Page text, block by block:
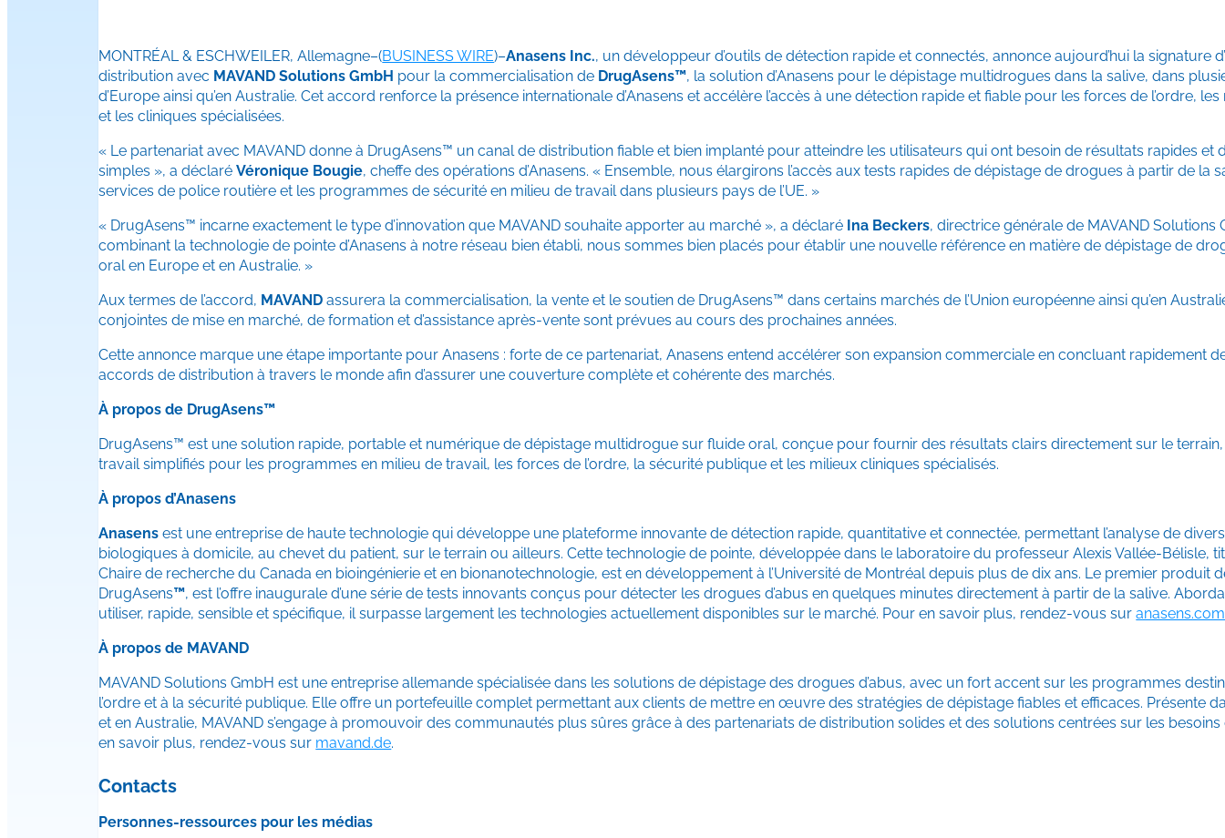
MONTRÉAL & ESCHWEILER, Allemagne–(BUSINESS WIRE)–Anasens Inc., un développeur d’outils de détection rapide et connectés, annonce aujourd’hui la signature
distribution avec MAVAND Solutions GmbH pour la commercialisation de DrugAsens™, la solution d’Anasens pour le dépistage multidrogues dans la salive, dans
d’Europe ainsi qu’en Australie. Cet accord renforce la présence internationale d’Anasens et accélère l’accès à une détection rapide et fiable pour les forces de l’ordre,
et les cliniques spécialisées.
« Le partenariat avec MAVAND donne à DrugAsens™ un canal de distribution fiable et bien implanté pour atteindre les utilisateurs qui ont besoin de résultats rapides et
simples », a déclaréVéronique Bougie, cheffe des opérations d’Anasens. « Ensemble, nous élargirons l’accès aux tests rapides de dépistage de drogues à partir de la
services de police routière et les programmes de sécurité en milieu de travail dans plusieurs pays de l’UE. »
« DrugAsens™ incarne exactement le type d’innovation que MAVAND souhaite apporter au marché », a déclaré Ina Beckers, directrice générale de MAVAND Solutions
combinant la technologie de pointe d’Anasens à notre réseau bien établi, nous sommes bien placés pour établir une nouvelle référence en matière de dépistage de
oral en Europe et en Australie. »
Aux termes de l’accord, MAVAND assurera la commercialisation, la vente et le soutien de DrugAsens™ dans certains marchés de l’Union européenne ainsi qu’en
conjointes de mise en marché, de formation et d’assistance après-vente sont prévues au cours des prochaines années.
Cette annonce marque une étape importante pour Anasens : forte de ce partenariat, Anasens entend accélérer son expansion commerciale en concluant rapidement
accords de distribution à travers le monde afin d’assurer une couverture complète et cohérente des marchés.
À propos de DrugAsens™
DrugAsens™ est une solution rapide, portable et numérique de dépistage multidrogue sur fluide oral, conçue pour fournir des résultats clairs directement sur le
travail simplifiés pour les programmes en milieu de travail, les forces de l’ordre, la sécurité publique et les milieux cliniques spécialisés.
À propos d’Anasens
Anasens est une entreprise de haute technologie qui développe une plateforme innovante de détection rapide, quantitative et connectée, permettant l’analyse de
biologiques à domicile, au chevet du patient, sur le terrain ou ailleurs. Cette technologie de pointe, développée dans le laboratoire du professeur Alexis Vallée-Bélisle,
Chaire de recherche du Canada en bioingénierie et en bionanotechnologie, est en développement à l’Université de Montréal depuis plus de dix ans. Le premier produit
DrugAsens™, est l’offre inaugurale d’une série de tests innovants conçus pour détecter les drogues d’abus en quelques minutes directement à partir de la salive.
utiliser, rapide, sensible et spécifique, il surpasse largement les technologies actuellement disponibles sur le marché. Pour en savoir plus, rendez-vous suranasens.com
À propos de MAVAND
MAVAND Solutions GmbH est une entreprise allemande spécialisée dans les solutions de dépistage des drogues d’abus, avec un fort accent sur les programmes
l’ordre et à la sécurité publique. Elle offre un portefeuille complet permettant aux clients de mettre en œuvre des stratégies de dépistage fiables et efficaces. Présente
et en Australie, MAVAND s’engage à promouvoir des communautés plus sûres grâce à des partenariats de distribution solides et des solutions centrées sur les besoins
en savoir plus, rendez-vous sur mavand.de.
Contacts
Personnes-ressources pour les médias